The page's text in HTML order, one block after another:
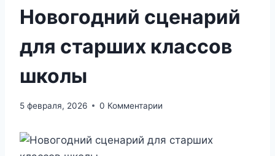
Новогодний сценарий
для старших классов
школы
5 февраля, 2026 0 Комментарии